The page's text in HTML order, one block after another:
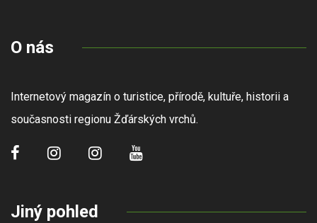
O nás
Internetový magazín o turistice, přírodě, kultuře, historii a
současnosti regionu Žďárských vrchů.
Jiný pohled